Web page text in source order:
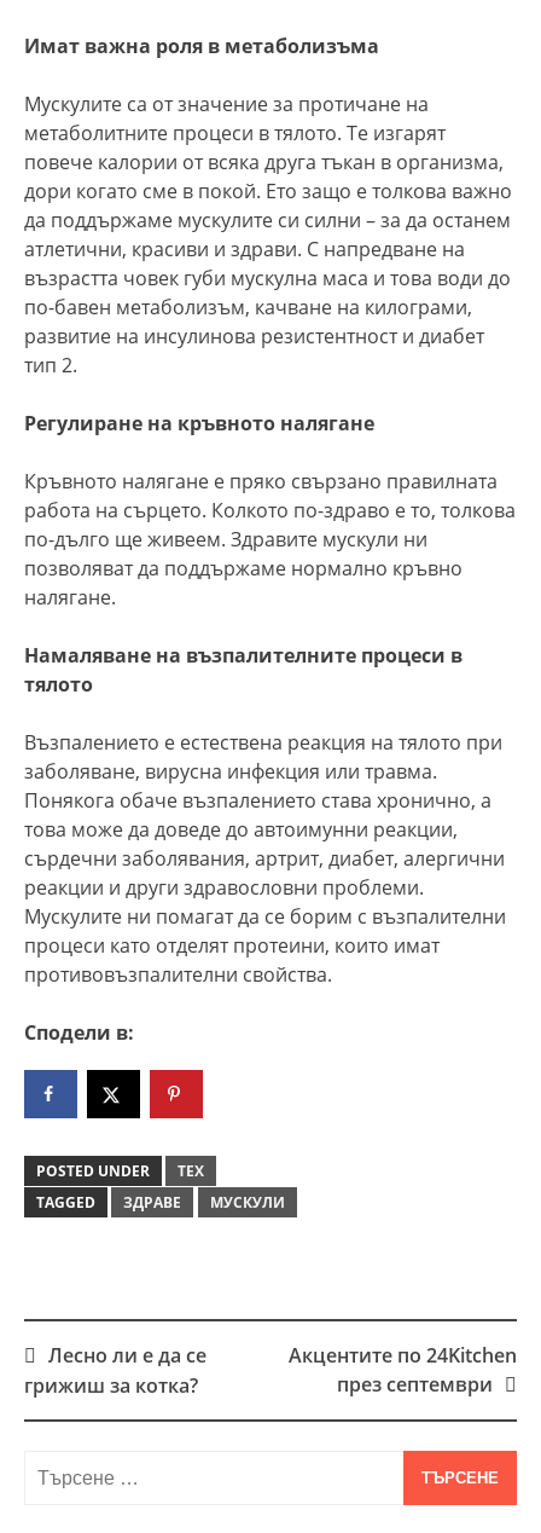
Имат важна роля в метаболизъма
Мускулите са от значение за протичане на
метаболитните процеси в тялото. Те изгарят
повече калории от всяка друга тъкан в организма,
дори когато сме в покой. Ето защо е толкова важно
да поддържаме мускулите си силни – за да останем
атлетични, красиви и здрави. С напредване на
възрастта човек губи мускулна маса и това води до
по-бавен метаболизъм, качване на килограми,
развитие на инсулинова резистентност и диабет
тип 2.
Регулиране на кръвното налягане
Кръвното налягане е пряко свързано правилната
работа на сърцето. Колкото по-здраво е то, толкова
по-дълго ще живеем. Здравите мускули ни
позволяват да поддържаме нормално кръвно
налягане.
Намаляване на възпалителните процеси в
тялото
Възпалението е естествена реакция на тялото при
заболяване, вирусна инфекция или травма.
Понякога обаче възпалението става хронично, а
това може да доведе до автоимунни реакции,
сърдечни заболявания, артрит, диабет, алергични
реакции и други здравословни проблеми.
Мускулите ни помагат да се борим с възпалителни
процеси като отделят протеини, които имат
противовъзпалителни свойства.
Сподели в:
POSTED UNDER
ТЕХ
TAGGED
ЗДРАВЕ МУСКУЛИ
Post
navigation
Лесно ли е да се
грижиш за котка?
Акцентите по 24Kitchen
през септември
Търсене